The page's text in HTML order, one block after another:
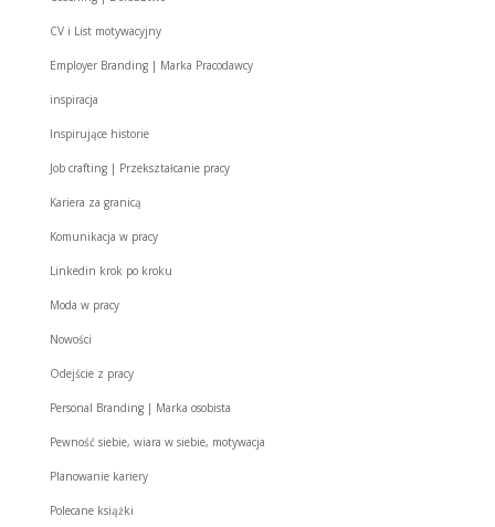
CV i List motywacyjny
Employer Branding | Marka Pracodawcy
inspiracja
Inspirujące historie
Job crafting | Przekształcanie pracy
Kariera za granicą
Komunikacja w pracy
Linkedin krok po kroku
Moda w pracy
Nowości
Odejście z pracy
Personal Branding | Marka osobista
Pewność siebie, wiara w siebie, motywacja
Planowanie kariery
Polecane książki